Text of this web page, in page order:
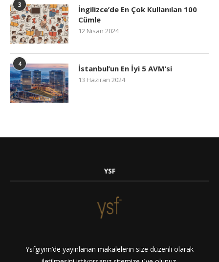
3
İngilizce’de En Çok Kullanılan 100
Cümle
12 Nisan 2024
4 İstanbul’un En İyi 5 AVM’si
13 Haziran 2024
YSF
Ysfgiyim’de yayınlanan makalelerin size düzenli olarak